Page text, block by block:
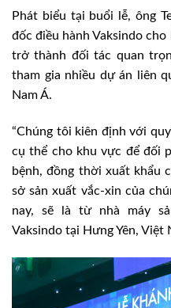
Phát biểu tại buổi lễ, ông
đốc điều hành Vaksindo
trở thành đối tác quan
tham gia nhiều dự án liên
Nam Á.
“Chúng tôi kiên định với
cụ thể cho khu vực để đối
bệnh, đồng thời xuất khẩu
sở sản xuất vắc-xin của
nay, sẽ là từ nhà máy
Vaksindo tại Hưng Yên, Việt